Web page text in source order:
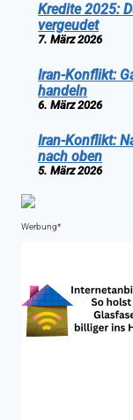
Kredite 2025:
vergeudet
7. März 2026
Iran-Konflikt:
handeln
6. März 2026
Iran-Konflikt:
nach oben
5. März 2026
Werbung*